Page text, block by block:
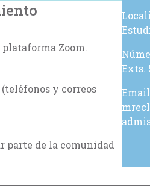
Zoom.
y correos
parte de la comunidad
Exts.